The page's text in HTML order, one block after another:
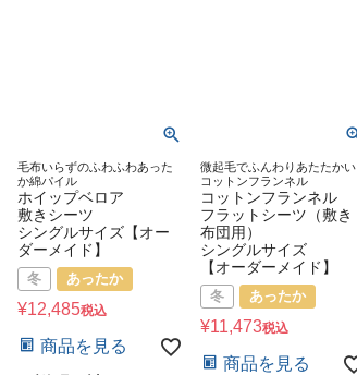
毛布いらずのふわふわあった
か綿パイル
ホイップベロア
敷きシーツ
シングルサイズ【オー
ダーメイド】
冬 あったか
¥12,485税込
商品を見る
微起毛でふんわりあたたかい
コットンフランネル
コットンフランネル
フラットシーツ（敷き
布団用）
シングルサイズ
【オーダーメイド】
冬 あったか
¥11,473税込
商品を見る